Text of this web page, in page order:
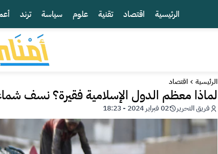
الرئيسية اقتصاد تقنية علوم سياسة ترند
الرئيسية اقتصاد
لماذا معظم الدول الإسلامية فقيرة؟ نسف
فريق التحرير 02 فبراير 2024 - 18:23